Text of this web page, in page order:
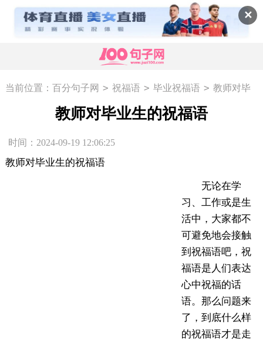
✕
当前位置： 百分句子网 > 祝福语 > 毕业祝福语 > 教师对毕
业生的祝福语教师对毕业生的祝福语
时间：2024-09-19 12:06:25
教师对毕业生的祝福语
无论在学
习、工作或是生
活中，大家都不
可避免地会接触
到祝福语吧，祝
福语是人们表达
心中祝福的话
语。那么问题来
了，到底什么样
的祝福语才是走